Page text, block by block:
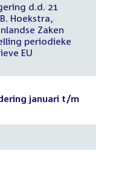
d.d. 21
Hoekstra,
Zaken
periodieke
EU
januari t/m